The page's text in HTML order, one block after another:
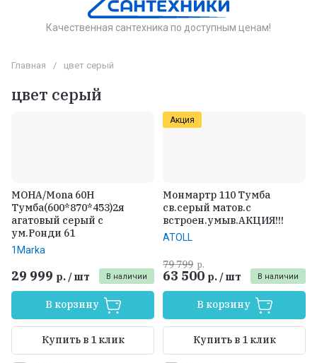
Качественная сантехника по доступным ценам!
Главная / цвет серый
цвет серый
МОНА/Mona 60H
Тумба(600*870*453)2я
агатовый серый с
ум.Ронди 61
1Marka
В наличии
29 999 р. /шт
В корзину
Купить в 1 клик
Акция
Монмартр 110 Тумба
св.серый матов.с
встроен.умыв.АКЦИЯ!!!
ATOLL
В наличии
79 799 р.
63 500 р. /шт
В корзину
Купить в 1 клик